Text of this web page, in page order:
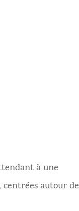
à une
autour de